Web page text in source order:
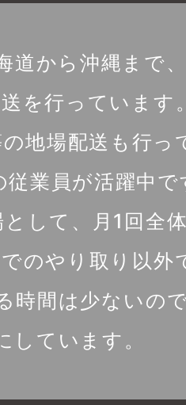
から沖縄まで、
を行っています。
地場配送も行っ
業員が活躍中で
して、月1回全
のやり取り以外
時間は少ないので
しています。